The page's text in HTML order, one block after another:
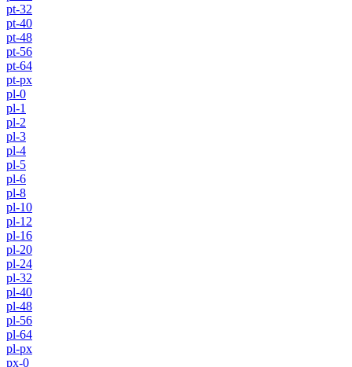
pt-32
pt-40
pt-48
pt-56
pt-64
pt-px
pl-0
pl-1
pl-2
pl-3
pl-4
pl-5
pl-6
pl-8
pl-10
pl-12
pl-16
pl-20
pl-24
pl-32
pl-40
pl-48
pl-56
pl-64
pl-px
px-0